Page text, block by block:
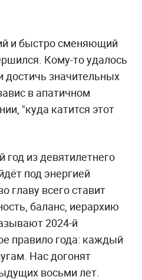
и быстро сменяющий
Кому-то удалось
достичь значительных
в апатичном
"куда катится этот
год из девятилетнего
под энергией
главу всего ставит
баланс, иерархию
2024-й
правило года: каждый
Нас догонят
восьми лет.